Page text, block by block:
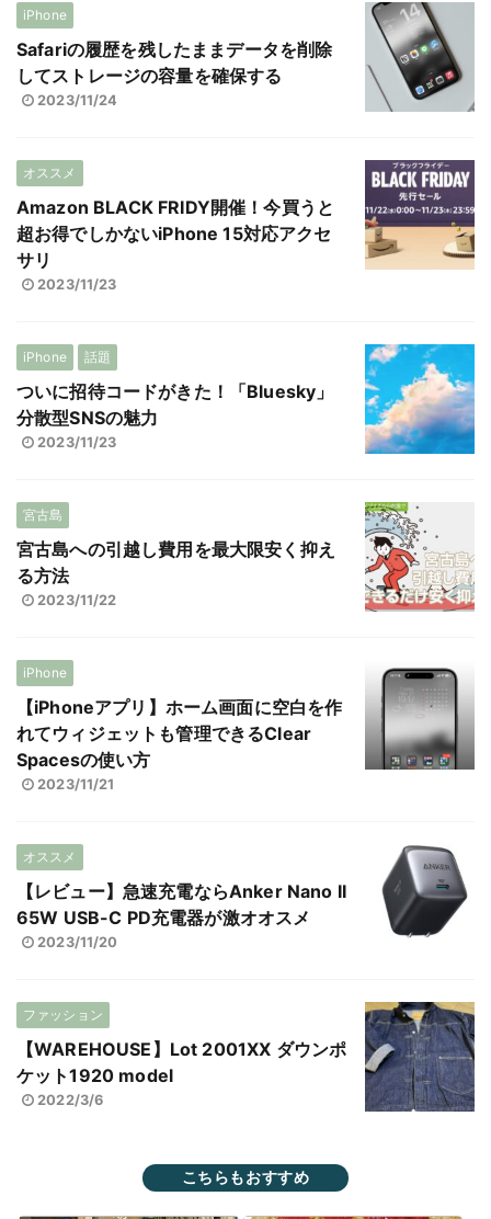
iPhone
Safariの履歴を残したままデータを削除
してストレージの容量を確保する
2023/11/24
オススメ
Amazon BLACK FRIDY開催！今買うと
超お得でしかないiPhone 15対応アクセ
サリ
2023/11/23
iPhone 話題
ついに招待コードがきた！「Bluesky」
分散型SNSの魅力
2023/11/23
宮古島
宮古島への引越し費用を最大限安く抑え
る方法
2023/11/22
iPhone
【iPhoneアプリ】ホーム画面に空白を作
れてウィジェットも管理できるClear
Spacesの使い方
2023/11/21
オススメ
【レビュー】急速充電ならAnker Nano II
65W USB-C PD充電器が激オオスメ
2023/11/20
ファッション
【WAREHOUSE】Lot 2001XX ダウンポ
ケット1920 model
2022/3/6
こちらもおすすめ